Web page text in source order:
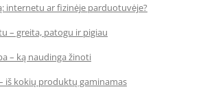
internetu ar fizinėje parduotuvėje?
– greita, patogu ir pigiau
– ką naudinga žinoti
iš kokių produktų gaminamas